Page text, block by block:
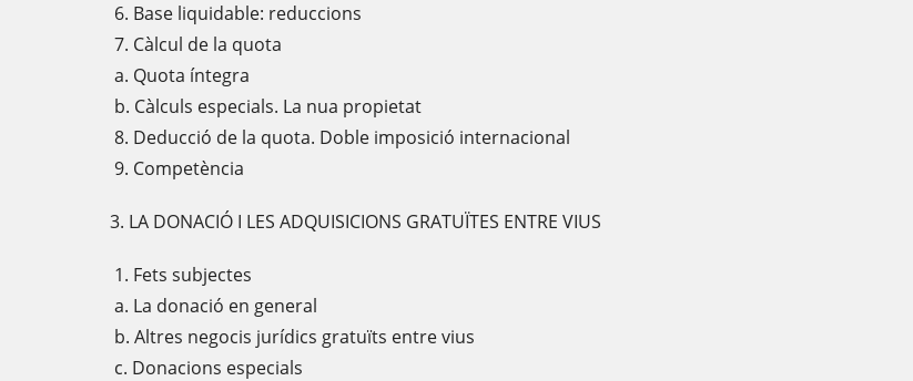
6. Base liquidable: reduccions
7. Càlcul de la quota
a. Quota íntegra
b. Càlculs especials. La nua propietat
8. Deducció de la quota. Doble imposició internacional
9. Competència
3. LA DONACIÓ I LES ADQUISICIONS GRATUÏTES ENTRE VIUS
1. Fets subjectes
a. La donació en general
b. Altres negocis jurídics gratuïts entre vius
c. Donacions especials